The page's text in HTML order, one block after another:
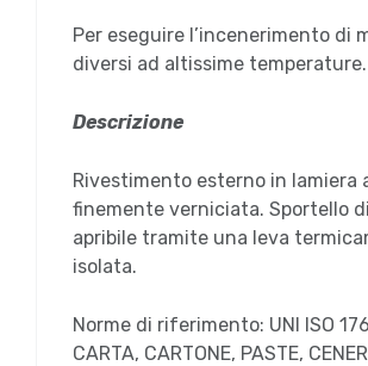
Per eseguire l’incenerimento di
diversi ad altissime temperature.
Descrizione
Rivestimento esterno in lamiera
finemente verniciata. Sportello
apribile tramite una leva
isolata.
Norme di riferimento: UNI ISO
CARTA, CARTONE, PASTE,